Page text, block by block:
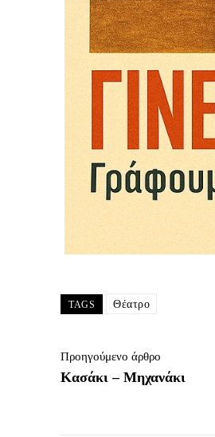
TAGS Θέατρο
Προηγούμενο άρθρο
Κασάκι – Μηχανάκι